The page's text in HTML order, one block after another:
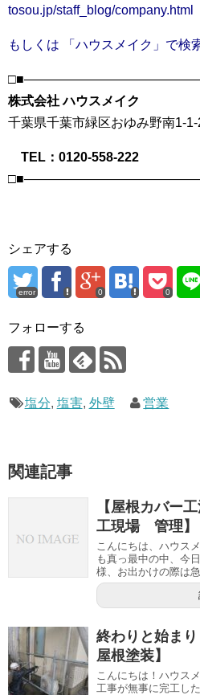
tosou.jp/staff_blog/company.html
もしくは 「ハウスメイク」で検
株式会社 ハウスメイク
千葉県千葉市緑区おゆみ野南1-1-
TEL：0120-558-222
シェアする
error 0 0
フォローする
塩分, 塩害, 外壁 営業
関連記事
【屋根カバー
工現場 管理】
こんにちは、ハウス
も真っ最中の中、今
様、お出かけの際は
終わりと始ま
屋根塗装】
こんにちは！ハウス
工事が無事に完工し